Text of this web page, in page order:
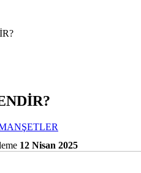
12 Nisan 2025